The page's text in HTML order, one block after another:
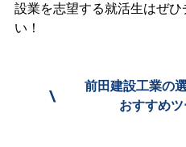
設業を志望する就活生はぜ
い！
\
前田建設工業の
おすすめツ